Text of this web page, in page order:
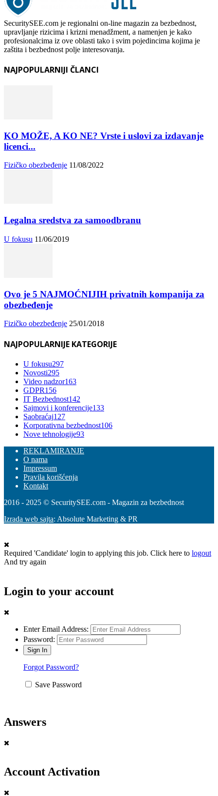
SecuritySEE.com je regionalni on-line magazin za bezbednost,
upravljanje rizicima i krizni menadžment, a namenjen je kako
profesionalcima iz ove oblasti tako i svim pojedincima kojima je
zaštita i bezbednost polje interesovanja.
NAJPOPULARNIJI ČLANCI
KO MOŽE, A KO NE? Vrste i uslovi za izdavanje
licenci...
Fizičko obezbeđenje 11/08/2022
Legalna sredstva za samoodbranu
U fokusu 11/06/2019
Ovo je 5 NAJMOĆNIJIH privatnih kompanija za
obezbeđenje
Fizičko obezbeđenje 25/01/2018
NAJPOPULARNIJE KATEGORIJE
U fokusu297
Novosti295
Video nadzor163
GDPR156
IT Bezbednost142
Sajmovi i konferencije133
Saobraćaj127
Korporativna bezbednost106
Nove tehnologije93
REKLAMIRANJE
O nama
Impressum
Pravila korišćenja
Kontakt
2016 - 2025 © SecuritySEE.com - Magazin za bezbednost
Izrada web sajta: Absolute Marketing & PR
Required 'Candidate' login to applying this job. Click here to logout
And try again
Login to your account
Enter Email Address:
Password:
Forgot Password?
Save Password
Answers
Account Activation